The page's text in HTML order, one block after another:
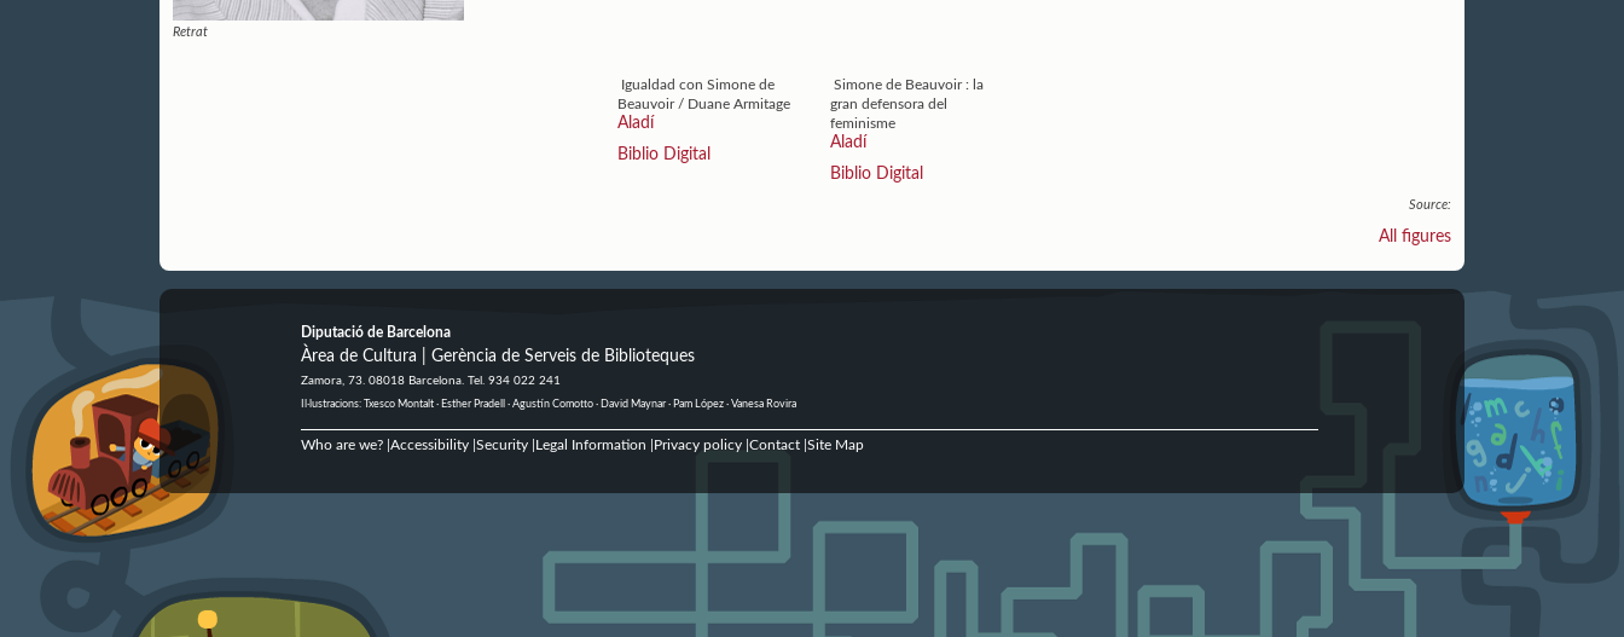
Retrat
Igualdad con Simone de
Beauvoir / Duane Armitage
Aladí
Biblio Digital
Simone de Beauvoir : la
gran defensora del
feminisme
Aladí
Biblio Digital
Source:
All figures
Diputació de Barcelona
Àrea de Cultura | Gerència de Serveis de Biblioteques
Zamora, 73. 08018 Barcelona. Tel. 934 022 241
Il·lustracions: Txesco Montalt · Esther Pradell · Agustín Comotto · David Maynar · Pam López · Vanesa Rovira
Who are we?| Accessibility| Security| Legal Information Privacy policy| Contact| Site Map